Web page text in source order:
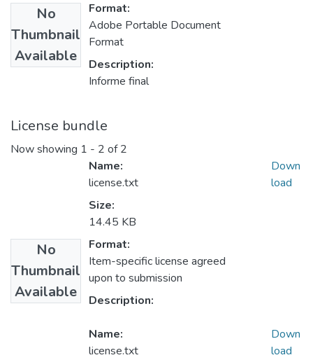
No
Thumbnail
Available
Format:
Adobe Portable Document
Format
Description:
Informe final
License bundle
Now showing 1 - 2 of 2
No
Thumbnail
Available
Name:
license.txt
Size:
14.45 KB
Format:
Item-specific license agreed
upon to submission
Description:
Down
load
Name:
license.txt
Down
load